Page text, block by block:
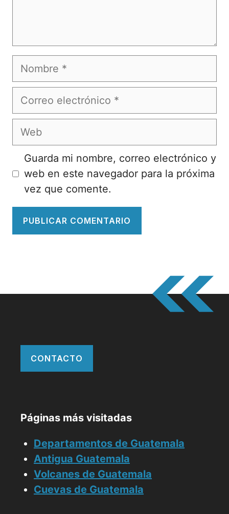
Nombre
Correo
Web
Guarda mi nombre, correo electrónico y
web en este navegador para la próxima
vez que comente.
CONTACTO
Páginas más visitadas
Departamentos de Guatemala
Antigua Guatemala
Volcanes de Guatemala
Cuevas de Guatemala